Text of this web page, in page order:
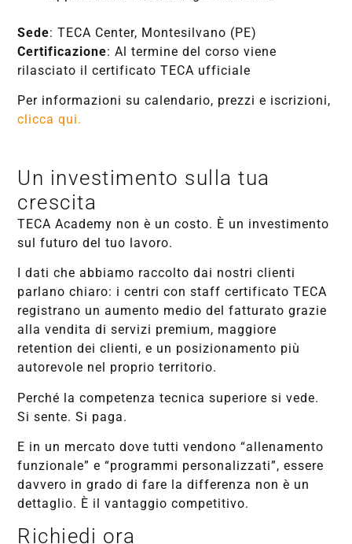
Sede: TECA Center, Montesilvano (PE)
Certificazione: Al termine del corso viene
rilasciato il certificato TECA ufficiale
Per informazioni su calendario, prezzi e iscrizioni,
clicca qui.
Un investimento sulla tua
crescita
TECA Academy non è un costo. È un investimento
sul futuro del tuo lavoro.
I dati che abbiamo raccolto dai nostri clienti
parlano chiaro: i centri con staff certificato TECA
registrano un aumento medio del fatturato grazie
alla vendita di servizi premium, maggiore
retention dei clienti, e un posizionamento più
autorevole nel proprio territorio.
Perché la competenza tecnica superiore si vede.
Si sente. Si paga.
E in un mercato dove tutti vendono “allenamento
funzionale” e “programmi personalizzati”, essere
davvero in grado di fare la differenza non è un
dettaglio. È il vantaggio competitivo.
Richiedi ora